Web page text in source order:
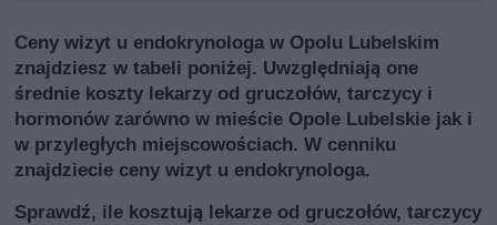
Ceny wizyt u endokrynologa w Opolu Lubelskim
znajdziesz w tabeli poniżej. Uwzględniają one
średnie koszty lekarzy od gruczołów, tarczycy i
hormonów zarówno w mieście Opole Lubelskie jak i
w przyległych miejscowościach. W cenniku
znajdziecie ceny wizyt u endokrynologa.
Sprawdź, ile kosztują lekarze od gruczołów, tarczycy